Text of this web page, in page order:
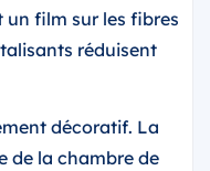
film sur les fibres
réduisent
décoratif. La
de la chambre de